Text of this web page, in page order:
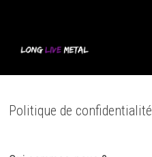
Politique de confidentialité